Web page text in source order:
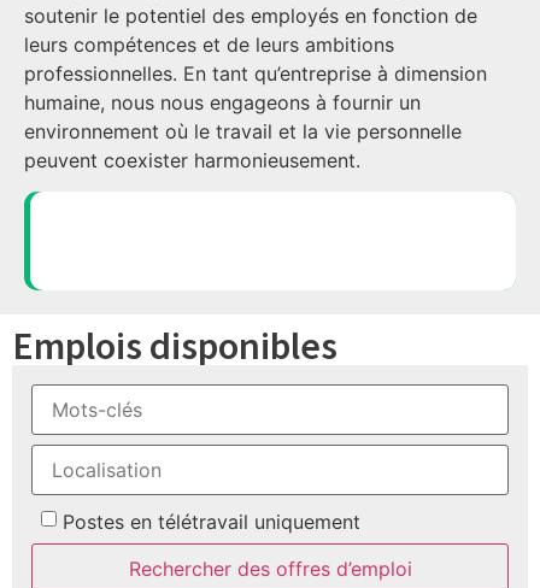
soutenir le potentiel des employés en fonction de
leurs compétences et de leurs ambitions
professionnelles. En tant qu’entreprise à dimension
humaine, nous nous engageons à fournir un
environnement où le travail et la vie personnelle
peuvent coexister harmonieusement.
Emplois disponibles
Postes en télétravail uniquement